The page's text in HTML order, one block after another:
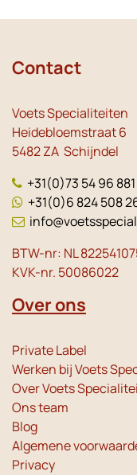
Contact
Voets Specialiteiten
Heidebloemstraat 6
5482 ZA Schijndel
+31(0)73 54 96 881
+31(0)6 824 508
BTW-nr: NL
KVK-nr. 50086022
Over ons
Private Label
Werken bij Voets
Over Voets
Ons team
Blog
Algemene
Privacy